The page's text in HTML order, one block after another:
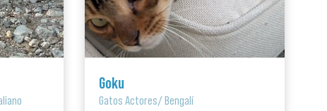
Goku
Gatos Actores/Bengalí